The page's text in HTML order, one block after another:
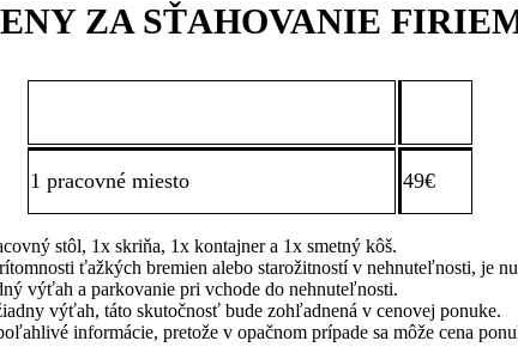
ZA SŤAHOVANIE
1 pracovné miesto 49€
stôl, 1x skriňa, 1x kontajner a 1x smetný kôš.
ťažkých bremien alebo starožitností v nehnuteľnosti, je
výťah a parkovanie pri vchode do nehnuteľnosti.
výťah, táto skutočnosť bude zohľadnená v cenovej ponuke.
informácie, pretože v opačnom prípade sa môže cena